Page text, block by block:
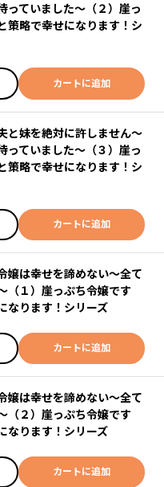
っていました～（２）崖っ
策略で幸せになります！シ
カートに追加
と妹を絶対に許しません～
っていました～（３）崖っ
策略で幸せになります！シ
カートに追加
嬢は幸せを諦めない～全て
（１）崖っぷち令嬢です
なります！シリーズ
カートに追加
嬢は幸せを諦めない～全て
（２）崖っぷち令嬢です
なります！シリーズ
カートに追加